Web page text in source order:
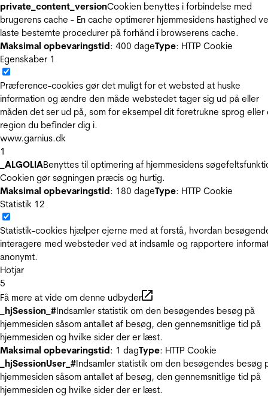
private_content_versionCookien benyttes i forbindelse med
brugerens cache - En cache optimerer hjemmesidens hastighed
laste bestemte procedurer på forhånd i browserens cache.
Maksimal opbevaringstid: 400 dageType: HTTP Cookie
Egenskaber 1
Præference-cookies gør det muligt for et websted at huske
information og ændre den måde webstedet tager sig ud på eller
måden det ser ud på, som for eksempel dit foretrukne sprog eller
region du befinder dig i.
www.garnius.dk
1
_ALGOLIABenyttes til optimering af hjemmesidens
Cookien gør søgningen præcis og hurtig.
Maksimal opbevaringstid: 180 dageType: HTTP Cookie
Statistik 12
Statistik-cookies hjælper ejerne med at forstå, hvordan
interagere med websteder ved at indsamle og rapportere
anonymt.
Hotjar
5
Få mere at vide om denne udbyder
_hjSession_#Indsamler statistik om den besøgendes besøg på
hjemmesiden såsom antallet af besøg, den gennemsnitlige tid på
hjemmesiden og hvilke sider der er læst.
Maksimal opbevaringstid: 1 dagType: HTTP Cookie
_hjSessionUser_#Indsamler statistik om den besøgendes besøg
hjemmesiden såsom antallet af besøg, den gennemsnitlige tid på
hjemmesiden og hvilke sider der er læst.